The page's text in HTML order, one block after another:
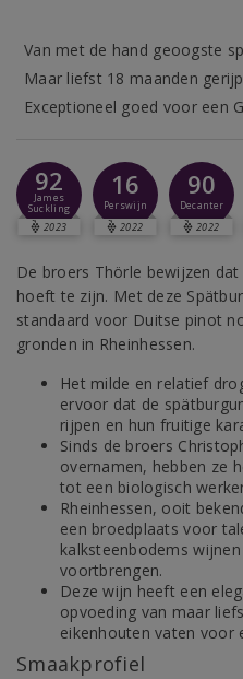
Van met de hand geoogste
Maar liefst 18 maanden
Exceptioneel goed voor een
92
James
Suckling
2023
16
Perswijn
2022
90
Decanter
2022
De broers Thörle bewijzen
hoeft te zijn. Met deze
standaard voor Duitse pinot
gronden in Rheinhessen.
Het milde en relatief
ervoor dat de
rijpen en hun fruitige
Sinds de broers
overnamen, hebben ze
tot een biologisch
Rheinhessen, ooit
een broedplaats voor
kalksteenbodems
voortbrengen.
Deze wijn heeft een
opvoeding van maar
eikenhouten vaten voor
Smaakprofiel